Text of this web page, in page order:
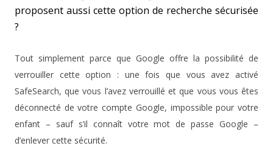
proposent aussi cette option de recherche sécurisée
?
Tout simplement parce que Google offre la possibilité de
verrouiller cette option : une fois que vous avez activé
SafeSearch, que vous l’avez verrouillé et que vous vous êtes
déconnecté de votre compte Google, impossible pour votre
enfant – sauf s’il connaît votre mot de passe Google –
d’enlever cette sécurité.